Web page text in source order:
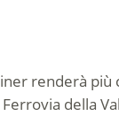
renderà più
della